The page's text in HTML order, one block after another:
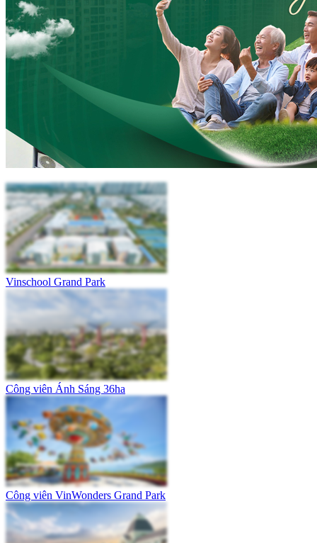
Vinschool Grand Park
Công viên Ánh Sáng 36ha
Công viên VinWonders Grand Park